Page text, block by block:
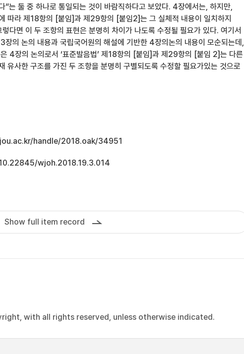
”는 둘 중 하나로 통일되는 것이 바람직하다고 보았다. 4장에서는, 하지만,
따라 제18항의 [붙임]과 제29항의 [붙임2]는 그 실체적 내용이 일치하지
다면 이 두 조항의 표현은 분명히 차이가 나도록 수정될 필요가 있다. 여기서
장의 논의 내용과 국립국어원의 해설에 기반한 4장의논의 내용이 모순되는데,
4장의 논의로서 ‘표준발음법’ 제18항의 [붙임]과 제29항의 [붙임 2]는 다른
유사한 구조를 가진 두 조항을 분명히 구별되도록 수정할 필요가있는 것으로
handle/2018.oak/34951
wjoh.2018.19.3.014
Show full item record
with all rights reserved, unless otherwise indicated.